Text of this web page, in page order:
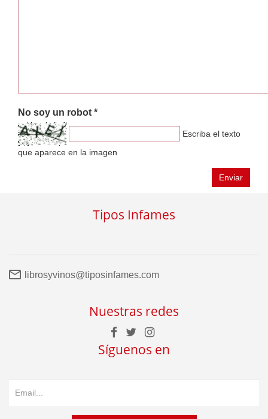
No soy un robot *
Escriba el texto
que aparece en la imagen
Enviar
Tipos Infames
librosyvinos@tiposinfames.com
Nuestras redes
Síguenos en